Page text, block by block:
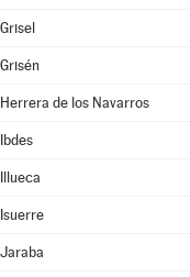
Grisel
Grisén
Herrera de los Navarros
Ibdes
Illueca
Isuerre
Jaraba